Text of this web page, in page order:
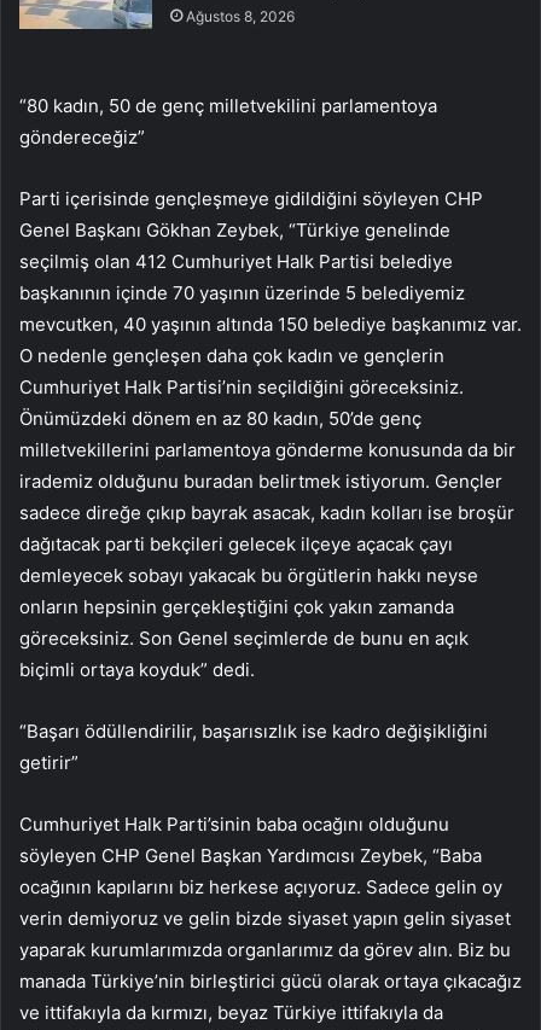
Ağustos 8, 2026
“80 kadın, 50 de genç milletvekilini parlamentoya
göndereceğiz”
Parti içerisinde gençleşmeye gidildiğini söyleyen CHP
Genel Başkanı Gökhan Zeybek, “Türkiye genelinde
seçilmiş olan 412 Cumhuriyet Halk Partisi belediye
başkanının içinde 70 yaşının üzerinde 5 belediyemiz
mevcutken, 40 yaşının altında 150 belediye başkanımız var.
O nedenle gençleşen daha çok kadın ve gençlerin
Cumhuriyet Halk Partisi’nin seçildiğini göreceksiniz.
Önümüzdeki dönem en az 80 kadın, 50’de genç
milletvekillerini parlamentoya gönderme konusunda da bir
irademiz olduğunu buradan belirtmek istiyorum. Gençler
sadece direğe çıkıp bayrak asacak, kadın kolları ise broşür
dağıtacak parti bekçileri gelecek ilçeye açacak çayı
demleyecek sobayı yakacak bu örgütlerin hakkı neyse
onların hepsinin gerçekleştiğini çok yakın zamanda
göreceksiniz. Son Genel seçimlerde de bunu en açık
biçimli ortaya koyduk” dedi.
“Başarı ödüllendirilir, başarısızlık ise kadro değişikliğini
getirir”
Cumhuriyet Halk Parti’sinin baba ocağını olduğunu
söyleyen CHP Genel Başkan Yardımcısı Zeybek, “Baba
ocağının kapılarını biz herkese açıyoruz. Sadece gelin oy
verin demiyoruz ve gelin bizde siyaset yapın gelin siyaset
yaparak kurumlarımızda organlarımız da görev alın. Biz bu
manada Türkiye’nin birleştirici gücü olarak ortaya çıkacağız
ve ittifakıyla da kırmızı, beyaz Türkiye ittifakıyla da